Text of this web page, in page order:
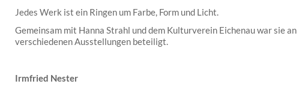
Jedes Werk ist ein Ringen um Farbe, Form und Licht.
Gemeinsam mit Hanna Strahl und dem Kulturverein Eichenau war sie an
verschiedenen Ausstellungen beteiligt.
Irmfried Nester